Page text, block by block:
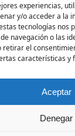
experiencias,
y/o acceder a la
tecnologías nos
navegación o las
retirar el
características y
Aceptar
Denegar
Síguenos
Facebook
Instagram